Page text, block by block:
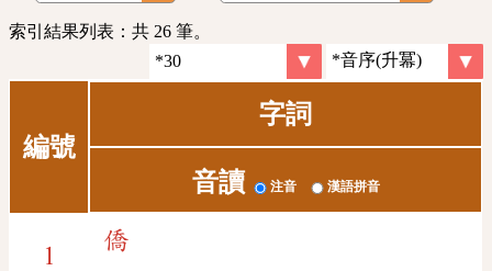
索引結果列表：共 26 筆。
編號
字詞
音讀 注音 漢語拼音
1
僑